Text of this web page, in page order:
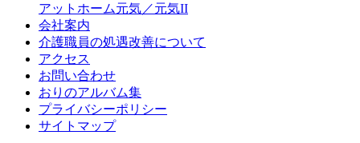
アットホーム元気／元気II
会社案内
介護職員の処遇改善について
アクセス
お問い合わせ
おりのアルバム集
プライバシーポリシー
サイトマップ